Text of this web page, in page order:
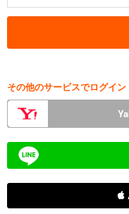
その他のサービスでログイン
